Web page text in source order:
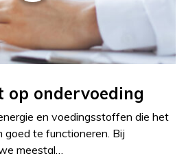
op ondervoeding
en voedingsstoffen die het
goed te functioneren. Bij
meestal…